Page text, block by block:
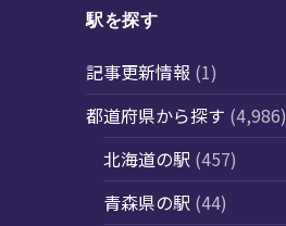
駅を探す
記事更新情報 (1)
都道府県から探す (4,986)
北海道の駅 (457)
青森県の駅 (44)